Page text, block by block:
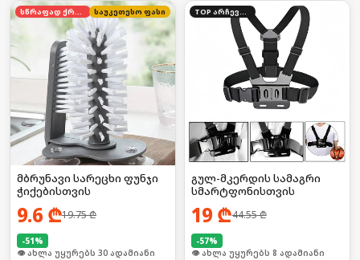
სწრაფად ქრება საუკეთესო ფასი
მბრუნავი სარეცხი ფუნჯი
ჭიქებისთვის
9.6 ₾19.75₾
-51%
🛒 ბოლო 24სთ-ში იყიდა 40-მა
TOP არჩევანი
გულ-მკერდის სამაგრი
სმარტფონისთვის
19 ₾44.55₾
-57%
🛒 ბოლო 24სთ-ში იყიდა 12-მა